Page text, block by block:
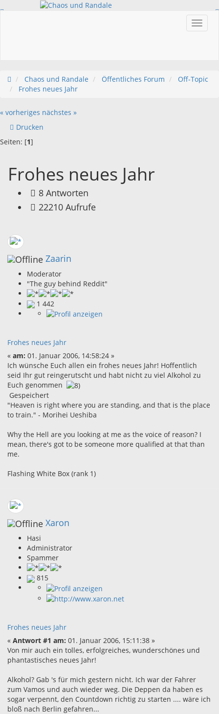
Chaos und Randale Öffentliches Forum
Off-Topic
Frohes neues Jahr
« vorheriges nächstes »
Drucken
Seiten: [1]
Frohes neues Jahr
8 Antworten
22210 Aufrufe
Zaarin
Moderator
"The guy behind Reddit"
1 442
Frohes neues Jahr
« am: 01. Januar 2006, 14:58:24 »
Ich wünsche Euch allen ein frohes neues Jahr! Hoffentlich
seid Ihr gut reingerutscht und habt nicht zu viel Alkohol zu
Euch genommen
Gespeichert
"Heaven is right where you are standing, and that is the place
to train." - Morihei Ueshiba
Why the Hell are you looking at me as the voice of reason? I
mean, there's got to be someone more qualified at that than
me.
Flashing White Box (rank 1)
Xaron
Hasi
Administrator
Spammer
815
Frohes neues Jahr
« Antwort #1 am: 01. Januar 2006, 15:11:38 »
Von mir auch ein tolles, erfolgreiches, wunderschönes und
phantastisches neues Jahr!
Alkohol? Gab 's für mich gestern nicht. Ich war der Fahrer
zum Vamos und auch wieder weg. Die Deppen da haben es
sogar verpennt, den Countdown richtig zu starten .... wäre ich
bloß nach Berlin gefahren...